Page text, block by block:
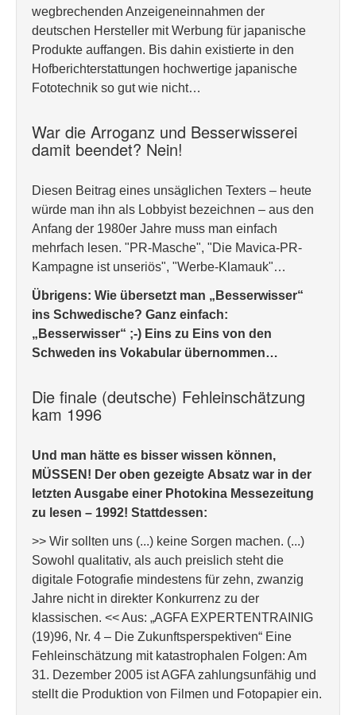
wegbrechenden Anzeigeneinnahmen der
deutschen Hersteller mit Werbung für japanische
Produkte auffangen. Bis dahin existierte in den
Hofberichterstattungen hochwertige japanische
Fototechnik so gut wie nicht…
War die Arroganz und Besserwisserei
damit beendet? Nein!
Diesen Beitrag eines unsäglichen Texters – heute
würde man ihn als Lobbyist bezeichnen – aus den
Anfang der 1980er Jahre muss man einfach
mehrfach lesen. "PR-Masche", "Die Mavica-PR-
Kampagne ist unseriös", "Werbe-Klamauk"…
Übrigens: Wie übersetzt man „Besserwisser“
ins Schwedische? Ganz einfach:
„Besserwisser“ ;-) Eins zu Eins von den
Schweden ins Vokabular übernommen…
Die finale (deutsche) Fehleinschätzung
kam 1996
Und man hätte es bisser wissen können,
MÜSSEN! Der oben gezeigte Absatz war in der
letzten Ausgabe einer Photokina Messezeitung
zu lesen – 1992! Stattdessen:
>> Wir sollten uns (...) keine Sorgen machen. (...)
Sowohl qualitativ, als auch preislich steht die
digitale Fotografie mindestens für zehn, zwanzig
Jahre nicht in direkter Konkurrenz zu der
klassischen. << Aus: „AGFA EXPERTENTRAINIG
(19)96, Nr. 4 – Die Zukunftsperspektiven“ Eine
Fehleinschätzung mit katastrophalen Folgen: Am
31. Dezember 2005 ist AGFA zahlungsunfähig und
stellt die Produktion von Filmen und Fotopapier ein.